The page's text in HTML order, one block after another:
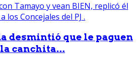
desmintió que le paguen
canchita...